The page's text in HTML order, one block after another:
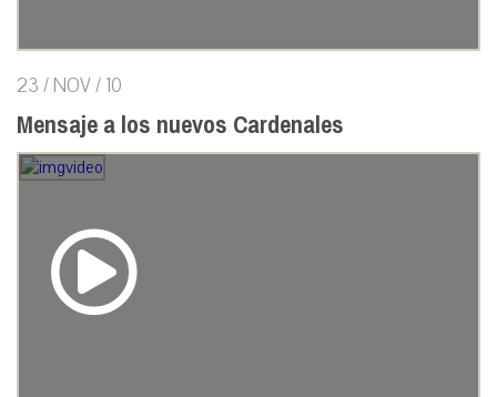
23 / NOV / 10
Mensaje a los nuevos Cardenales